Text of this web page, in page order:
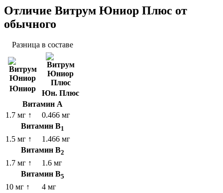
Отличие Витрум Юниор Плюс от
обычного
Разница в составе
Юниор
Юн. Плюс
Витамин А
1.7 мг ↑
0.466 мг
Витамин B1
1.5 мг ↑
1.466 мг
Витамин B2
1.7 мг ↑
1.6 мг
Витамин B5
10 мг ↑
4 мг